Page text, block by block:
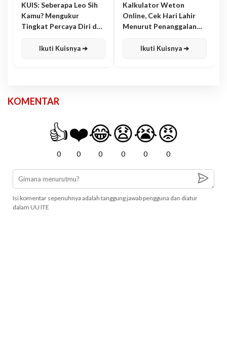
KUIS: Seberapa Leo Sih
Kamu? Mengukur
Tingkat Percaya Diri dan
Ikuti Kuisnya ➔
Kalkulator Weton
Online, Cek Hari Lahir
Menurut Penanggalan
Ikuti Kuisnya ➔
KOMENTAR
👍
0
❤️
0
😂
0
😧
0
😭
0
😡
0
Isi komentar sepenuhnya adalah tanggung jawab pengguna dan diatur
dalam UU ITE